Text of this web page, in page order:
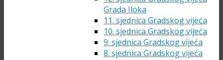
Grada Iloka
11. sjednica Gradskog vijeća
10. sjednica Gradskog vijeća
9. sjednica Gradskog vijeća
8. sjednica Gradskog vijeća